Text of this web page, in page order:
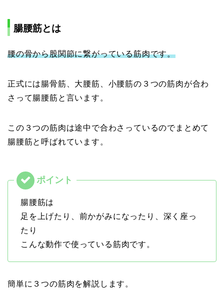
腸腰筋とは
腰の骨から股関節に繋がっている筋肉です。
正式には腸骨筋、大腰筋、小腰筋の３つの筋肉が合わ
さって腸腰筋と言います。
この３つの筋肉は途中で合わさっているのでまとめて
腸腰筋と呼ばれています。
腸腰筋は
足を上げたり、前かがみになったり、深く座っ
たり
こんな動作で使っている筋肉です。
簡単に３つの筋肉を解説します。